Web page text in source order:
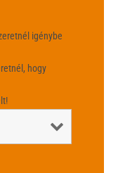
igénybe
hogy